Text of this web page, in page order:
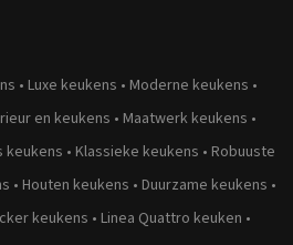
• Luxe keukens • Moderne keukens •
en keukens • Maatwerk keukens •
keukens • Klassieke keukens • Robuuste
• Houten keukens • Duurzame keukens •
keukens • Linea Quattro keuken •